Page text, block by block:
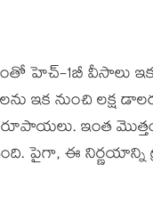
హెచ్-1బీ వీసాలు
నుంచి లక్ష
రూపాయలు. ఇంత
పైగా, ఈ నిర్ణయాన్ని